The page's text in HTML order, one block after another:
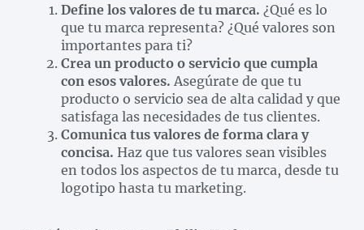
Define los valores de tu marca. ¿Qué es lo
que tu marca representa? ¿Qué valores son
importantes para ti?
Crea un producto o servicio que cumpla
con esos valores. Asegúrate de que tu
producto o servicio sea de alta calidad y que
satisfaga las necesidades de tus clientes.
Comunica tus valores de forma clara y
concisa. Haz que tus valores sean visibles
en todos los aspectos de tu marca, desde tu
logotipo hasta tu marketing.